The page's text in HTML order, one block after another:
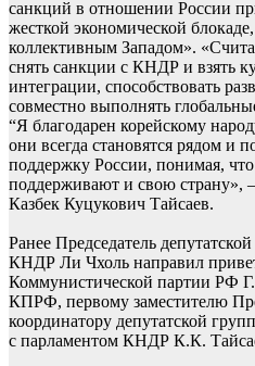
санкций в отношении России
жесткой экономической
коллективным Западом».
снять санкции с КНДР и взять
интеграции, способствовать
совместно выполнять
“Я благодарен корейскому
они всегда становятся рядом и
поддержку России, понимая,
поддерживают и свою страну»,
Казбек Куцукович Тайсаев.
Ранее Председатель
КНДР Ли Чхоль направил
Коммунистической партии РФ
КПРФ, первому заместителю
координатору депутатской
с парламентом КНДР К.К.